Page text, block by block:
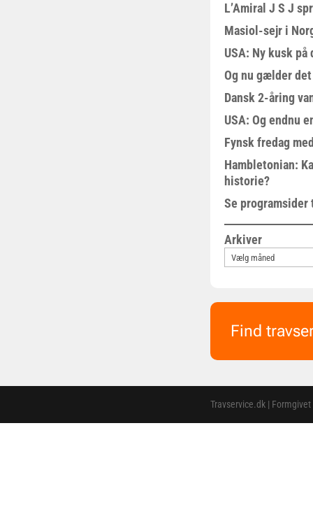
L’Amiral J S J
Masiol-sejr i
USA: Ny kusk på
Og nu gælder
Dansk 2-åring
USA: Og endnu
Fynsk fredag
Hambletonian:
historie?
Se
Arkiver
Find
Travservice.dk |